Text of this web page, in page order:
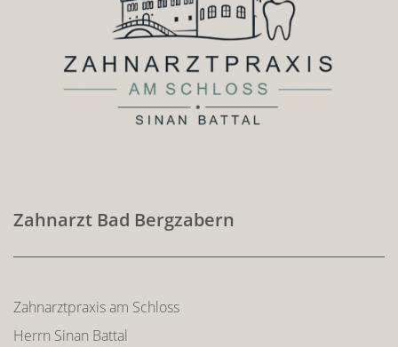
Zahnarzt Bad Bergzabern
Zahnarztpraxis am Schloss
Herrn Sinan Battal